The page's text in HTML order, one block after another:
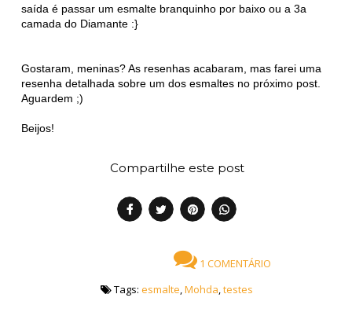
saída é passar um esmalte branquinho por baixo ou a 3a
camada do Diamante :}
Gostaram, meninas? As resenhas acabaram, mas farei uma
resenha detalhada sobre um dos esmaltes no próximo post.
Aguardem ;)
Beijos!
Compartilhe este post
1 COMENTÁRIO
Tags: esmalte,Mohda,testes